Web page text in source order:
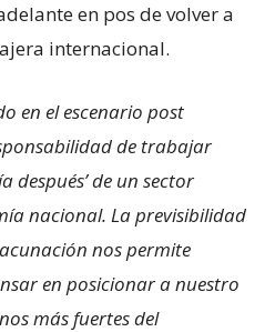
en pos de volver a
internacional.
en el escenario post
de trabajar
después’ de un sector
nacional. La previsibilidad
nos permite
en posicionar a nuestro
más fuertes del